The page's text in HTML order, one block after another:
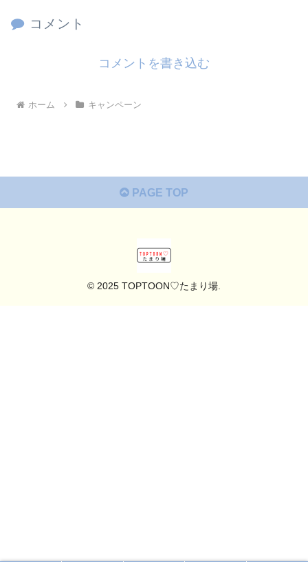
コメント
コメントを書き込む
ホーム キャンペーン
PAGE TOP
© 2025 TOPTOON♡たまり場.